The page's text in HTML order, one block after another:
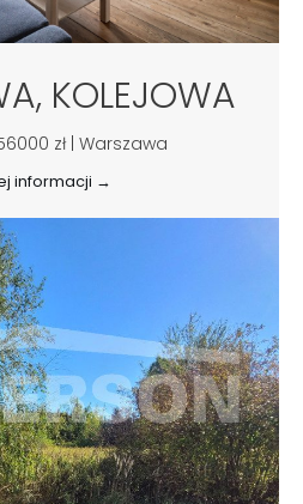
KOLEJOWA
zł | Warszawa
informacji →